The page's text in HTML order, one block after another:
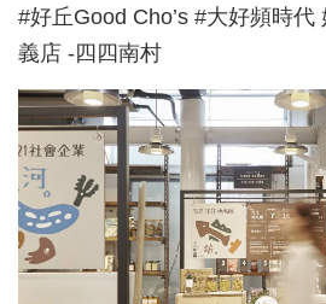
#好丘Good Cho’s #大好頻時代
義店 -四四南村